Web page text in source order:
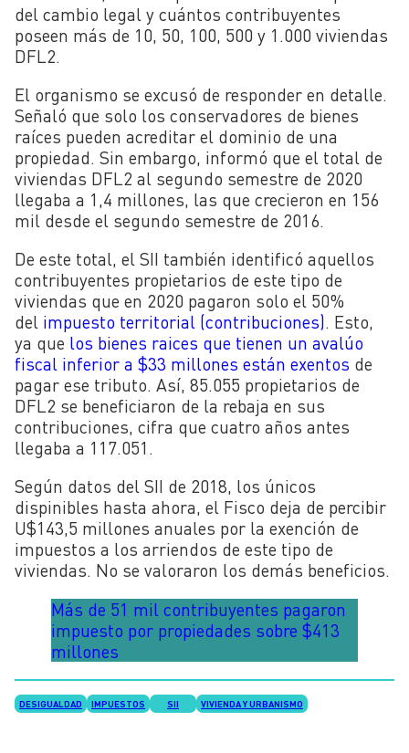
del cambio legal y cuántos contribuyentes
poseen más de 10, 50, 100, 500 y 1.000 viviendas
DFL2.
El organismo se excusó de responder en detalle.
Señaló que solo los conservadores de bienes
raíces pueden acreditar el dominio de una
propiedad. Sin embargo, informó que el total de
viviendas DFL2 al segundo semestre de 2020
llegaba a 1,4 millones, las que crecieron en 156
mil desde el segundo semestre de 2016.
De este total, el SII también identificó aquellos
contribuyentes propietarios de este tipo de
viviendas que en 2020 pagaron solo el 50%
del impuesto territorial (contribuciones). Esto,
ya que los bienes raices que tienen un avalúo
fiscal inferior a $33 millones están exentos de
pagar ese tributo. Así, 85.055 propietarios de
DFL2 se beneficiaron de la rebaja en sus
contribuciones, cifra que cuatro años antes
llegaba a 117.051.
Según datos del SII de 2018, los únicos
dispinibles hasta ahora, el Fisco deja de percibir
U$143,5 millones anuales por la exención de
impuestos a los arriendos de este tipo de
viviendas. No se valoraron los demás beneficios.
Más de 51 mil contribuyentes pagaron
impuesto por propiedades sobre $413
millones
DESIGUALDAD IMPUESTOS SII VIVIENDA Y URBANISMO